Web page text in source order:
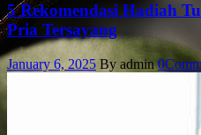
5 Rekomendasi Hadiah
Pria Tersayang
January 6, 2025 By admin 0